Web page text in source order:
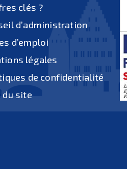
clés ?
d’administration
d’emploi
légales
de confidentialité
du site